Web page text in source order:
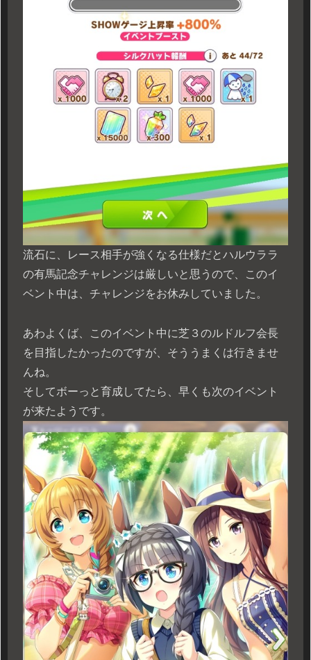
流石に、レース相手が強くなる仕様だとハルウララ
の有馬記念チャレンジは厳しいと思うので、このイ
ベント中は、チャレンジをお休みしていました。
あわよくば、このイベント中に芝３のルドルフ会長
を目指したかったのですが、そううまくは行きませ
んね。
そしてボーっと育成してたら、早くも次のイベント
が来たようです。